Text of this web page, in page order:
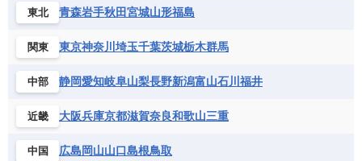
フランス
ベルギー
ボスニア・ヘルツェゴビナ
モナコ公国
モルドバ
モンテネグロ
ラトビア
リトアニア
リヒテンシュタイン
コロンビア
ジャマイカ
セントクリストファー・ネービス
セントビンセント及びグレナディーン諸島
セントルシア
チリ
トリニダード・トバゴ
ドミニカ共和国
ニカラグア共和国
ハイチ共和国
バルバドス
パナマ
ギニアビサウ共和国
ケニア
コンゴ共和国
コンゴ民主共和国
コートジボワール
サントメ・プリンシペ民主共和国
ザンビア共和国
シエラレオネ共和国
ジブチ共和国
ジンバブエ
セントヘレナ諸島
セーシェル
東北 青森岩手秋田宮城山形福島
関東 東京神奈川 埼玉千葉茨城栃木群馬
中部 静岡愛知岐阜山梨長野新潟富山石川 福井
近畿 大阪兵庫京都滋賀奈良和歌山三重
中国 広島岡山山口島根鳥取